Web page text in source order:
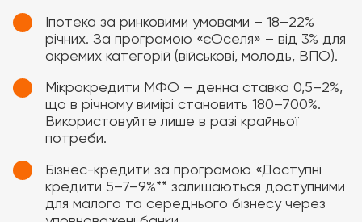
Іпотека за ринковими умовами – 18–22%
річних. За програмою «єОселя» – від 3% для
окремих категорій (військові, молодь, ВПО).
Мікрокредити МФО – денна ставка 0,5–2%,
що в річному вимірі становить 180–700%.
Використовуйте лише в разі крайньої
потреби.
Бізнес-кредити за програмою «Доступні
кредити 5–7–9%** залишаються доступними
для малого та середнього бізнесу через